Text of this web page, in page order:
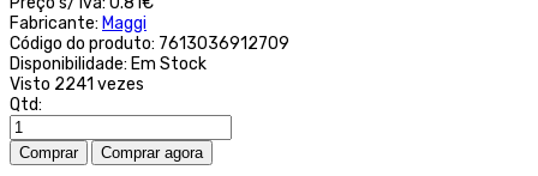
Fabricante: Maggi
Código do produto: 7613036912709
Disponibilidade: Em Stock
Visto 2241 vezes
Qtd: